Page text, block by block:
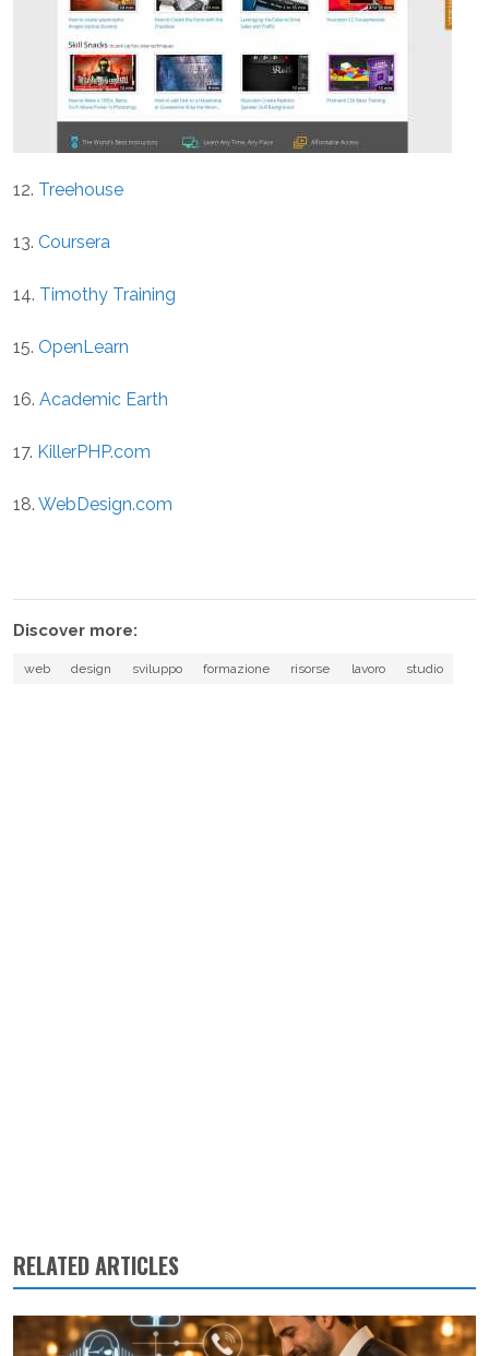
12. Treehouse
13. Coursera
14. Timothy Training
15. OpenLearn
16. Academic Earth
17. KillerPHP.com
18. WebDesign.com
Discover more:
web design sviluppo formazione risorse lavoro studio
RELATED ARTICLES